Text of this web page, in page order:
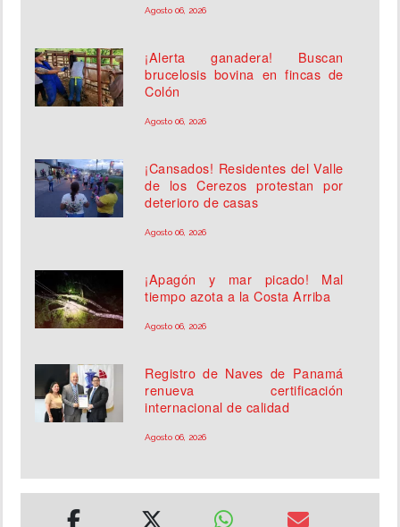
Agosto 06, 2026
¡Alerta ganadera! Buscan
brucelosis bovina en fincas de
Colón
Agosto 06, 2026
¡Cansados! Residentes del Valle
de los Cerezos protestan por
deterioro de casas
Agosto 06, 2026
¡Apagón y mar picado! Mal
tiempo azota a la Costa Arriba
Agosto 06, 2026
Registro de Naves de Panamá
renueva certificación
internacional de calidad
Agosto 06, 2026